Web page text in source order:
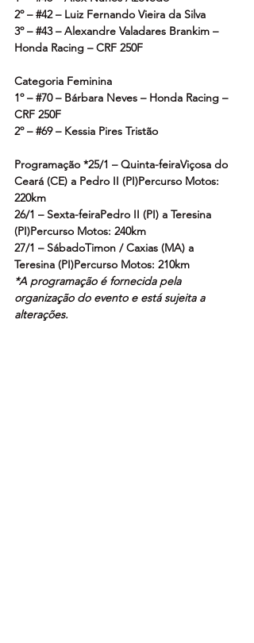
2º – #42 – Luiz Fernando Vieira da Silva
3º – #43 – Alexandre Valadares Brankim –
Honda Racing – CRF 250F
Categoria Feminina
1º – #70 – Bárbara Neves – Honda Racing –
CRF 250F
2º – #69 – Kessia Pires Tristão
Programação *25/1 – Quinta-feiraViçosa do
Ceará (CE) a Pedro II (PI)Percurso Motos:
220km
26/1 – Sexta-feiraPedro II (PI) a Teresina
(PI)Percurso Motos: 240km
27/1 – SábadoTimon / Caxias (MA) a
Teresina (PI)Percurso Motos: 210km
*A programação é fornecida pela
organização do evento e está sujeita a
alterações.